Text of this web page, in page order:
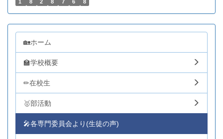
1 8 2 8 7 6 8
🏡ホーム
🏫学校概要
✏在校生
🥇部活動
🎤各専門委員会より(生徒の声)